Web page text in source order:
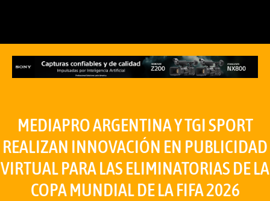
MEDIAPRO ARGENTINA Y TGI SPORT
REALIZAN INNOVACIÓN EN PUBLICIDAD
VIRTUAL PARA LAS ELIMINATORIAS DE LA
COPA MUNDIAL DE LA FIFA 2026